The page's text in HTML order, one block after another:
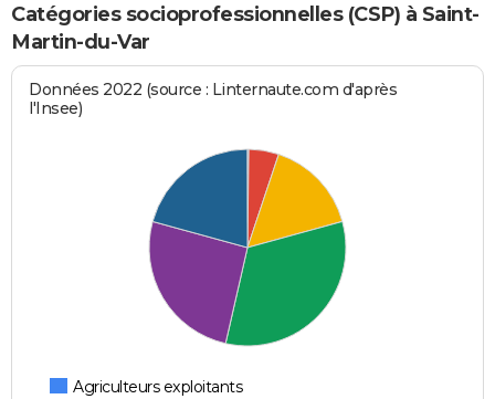
Catégories socioprofessionnelles (CSP) à Saint-
Martin-du-Var
Données 2022 (source : Linternaute.com d'après
l'Insee)
Agriculteurs exploitants